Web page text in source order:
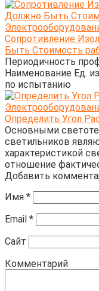
Сопротивление
Быть Стоимость
Периодичность
Наименование Ед.
по испытанию
Определить Угол
Основными
светильников
характеристикой
отношение
Добавить
Имя *
Email *
Сайт
Комментарий